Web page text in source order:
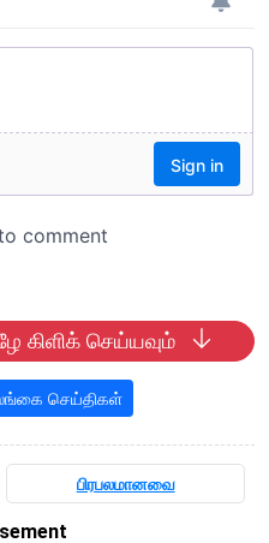
கிளிக் செய்யவும்
செய்திகள்
பிரபலமானவை